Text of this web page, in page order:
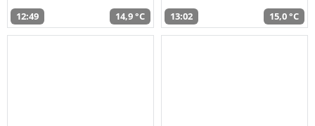
12:49 14,9 °C 13:02 15,0 °C